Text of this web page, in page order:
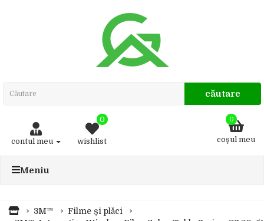
căutare
contul meu
0
wishlist coşul meu
0
Meniu
3M™
Filme și plăci